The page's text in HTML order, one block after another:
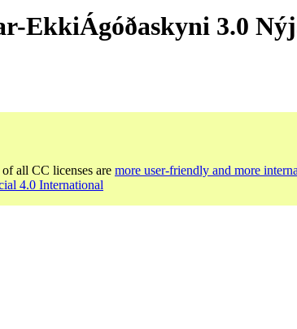
EkkiÁgóðaskyni 3.0
all CC licenses are more user-friendly and more
4.0 International